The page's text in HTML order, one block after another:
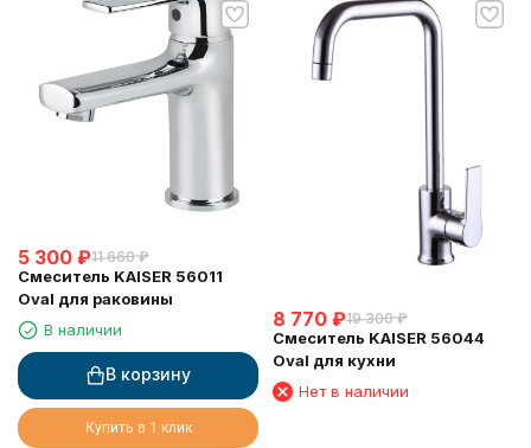
5 300 ₽11 660 ₽
Смеситель KAISER 56011
Oval для раковины
В наличии
В корзину
Купить в 1 клик
8 770 ₽19 300 ₽
Смеситель KAISER 56044
Oval для кухни
Нет в наличии